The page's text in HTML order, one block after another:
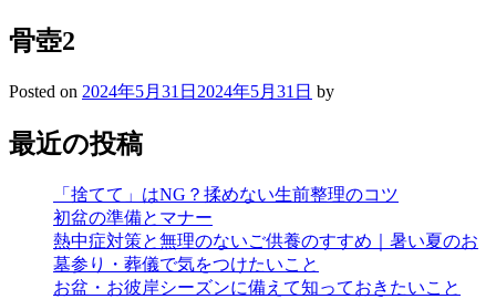
骨壺2
Posted on 2024年5月31日 2024年5月31日 by
最近の投稿
「捨てて」はNG？揉めない生前整理のコツ
初盆の準備とマナー
熱中症対策と無理のないご供養のすすめ｜暑い夏のお
墓参り・葬儀で気をつけたいこと
お盆・お彼岸シーズンに備えて知っておきたいこと